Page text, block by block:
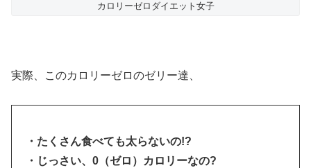
カロリーゼロダイエット女子
実際、このカロリーゼロのゼリー達、
・たくさん食べても太らないの!?
・じっさい、0（ゼロ）カロリーなの?